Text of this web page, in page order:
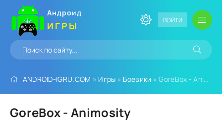
Андроид
ИГРЫ ВОЙТИ
ANDROID-IGRU.COM » Игры » Боевики » GoreBox - Animosity
GoreBox - Animosity